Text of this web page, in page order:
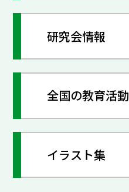
研究会情報
全国の教育活動
イラスト集